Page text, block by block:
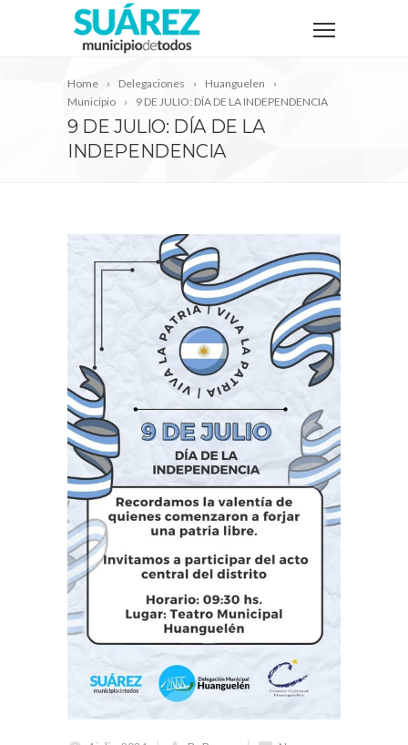
Home Delegaciones
Huanguelen
Municipio
9 DE JULIO: DÍA DE LA INDEPENDENCIA
9 DE JULIO: DÍA DE LA
INDEPENDENCIA